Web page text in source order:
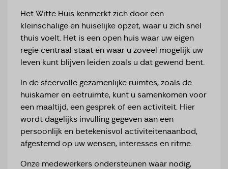
Het Witte Huis kenmerkt zich door een
kleinschalige en huiselijke opzet, waar u zich snel
thuis voelt. Het is een open huis waar uw eigen
regie centraal staat en waar u zoveel mogelijk uw
leven kunt blijven leiden zoals u dat gewend bent.
In de sfeervolle gezamenlijke ruimtes, zoals de
huiskamer en eetruimte, kunt u samenkomen voor
een maaltijd, een gesprek of een activiteit. Hier
wordt dagelijks invulling gegeven aan een
persoonlijk en betekenisvol activiteitenaanbod,
afgestemd op uw wensen, interesses en ritme.
Onze medewerkers ondersteunen waar nodig,